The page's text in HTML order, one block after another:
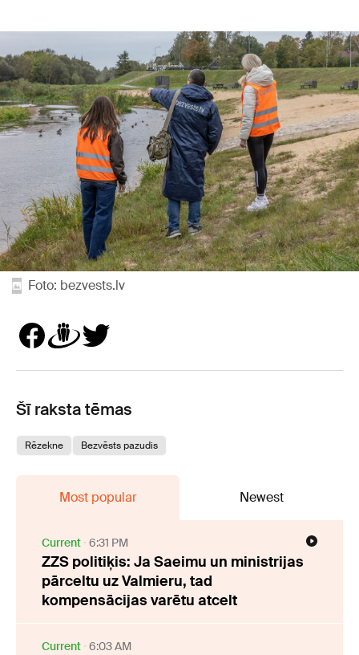
Foto: bezvests.lv
Šī raksta tēmas
Rēzekne Bezvēsts pazudis
Most popular Newest
Current 6:31 PM
ZZS politiķis: Ja Saeimu un ministrijas
pārceltu uz Valmieru, tad
kompensācijas varētu atcelt
Current 6:03 AM